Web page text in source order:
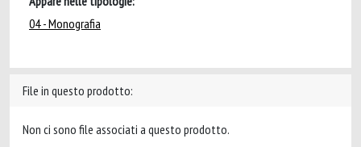
04 - Monografia
File in questo prodotto:
Non ci sono file associati a questo prodotto.